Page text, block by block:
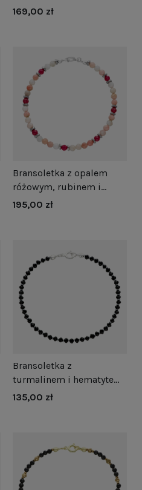
hematytem srebro
169,00 zł
Bransoletka z opalem
różowym, rubinem i
hematytem srebro
195,00 zł
Bransoletka z
turmalinem i hematytem
srebro
135,00 zł